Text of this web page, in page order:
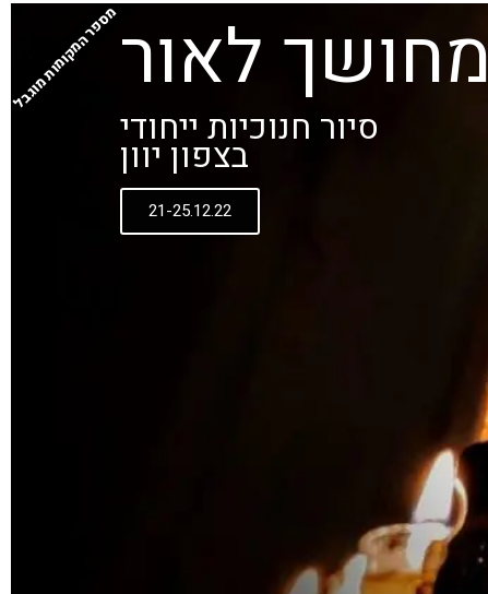
מחושך לאור
סיור חנוכיות ייחודי
בצפון יוון
21-25.12.22
מספר המקומות מוגבל